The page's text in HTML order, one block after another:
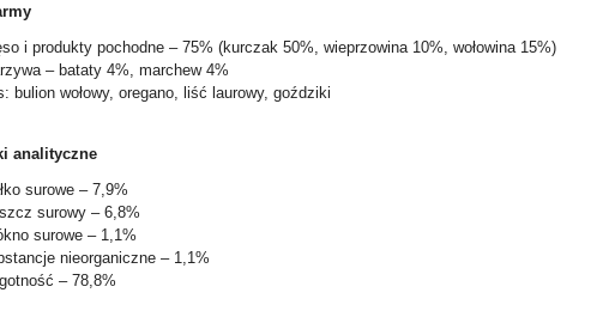
i produkty pochodne – 75% (kurczak 50%, wieprzowina 10%, wołowina 15%)
– bataty 4%, marchew 4%
bulion wołowy, oregano, liść laurowy, goździki
analityczne
surowe – 7,9%
surowy – 6,8%
surowe – 1,1%
nieorganiczne – 1,1%
– 78,8%